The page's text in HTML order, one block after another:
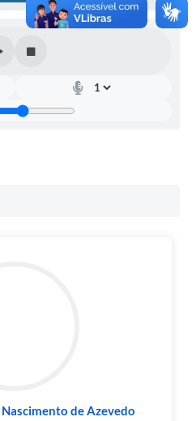
de Azevedo